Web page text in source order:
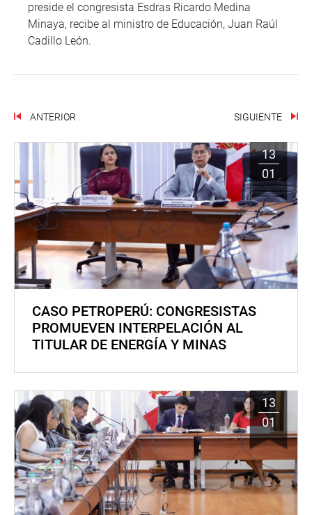
preside el congresista Esdras Ricardo Medina
Minaya, recibe al ministro de Educación, Juan Raúl
Cadillo León.
ANTERIOR SIGUIENTE
13
01
CASO PETROPERÚ: CONGRESISTAS
PROMUEVEN INTERPELACIÓN AL
TITULAR DE ENERGÍA Y MINAS
13
01